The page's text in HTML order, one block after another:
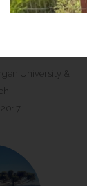
of plant taxonomic,
composition in
of the Atlantic
University &
2017